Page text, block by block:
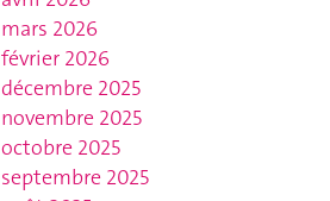
mars 2026
février 2026
décembre 2025
novembre 2025
octobre 2025
septembre 2025